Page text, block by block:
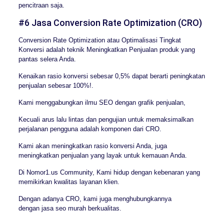
pencitraan saja.
#6 Jasa Conversion Rate Optimization (CRO)
Conversion Rate Optimization atau Optimalisasi Tingkat
Konversi adalah teknik Meningkatkan Penjualan produk yang
pantas selera Anda.
Kenaikan rasio konversi sebesar 0,5% dapat berarti peningkatan
penjualan sebesar 100%!.
Kami menggabungkan ilmu SEO dengan grafik penjualan,
Kecuali arus lalu lintas dan pengujian untuk memaksimalkan
perjalanan pengguna adalah komponen dari CRO.
Kami akan meningkatkan rasio konversi Anda, juga
meningkatkan penjualan yang layak untuk kemauan Anda.
Di Nomor1.us Community, Kami hidup dengan kebenaran yang
memikirkan kwalitas layanan klien.
Dengan adanya CRO, kami juga menghubungkannya
dengan jasa seo murah berkualitas.